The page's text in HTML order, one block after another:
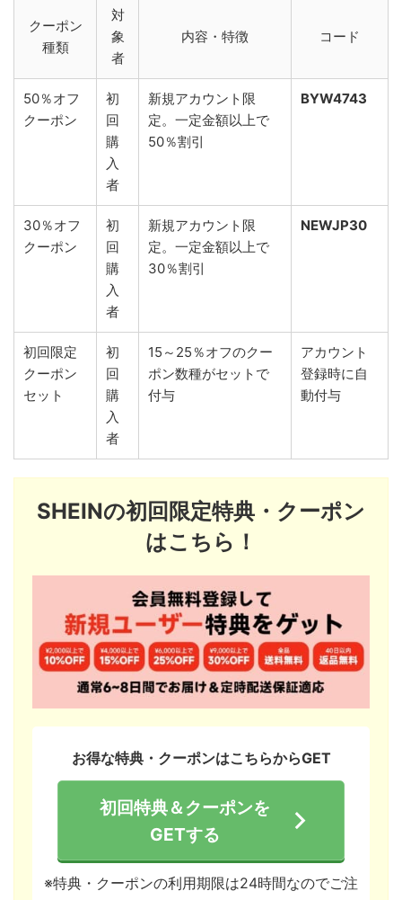
クーポン
種類
対
象
者
内容・特徴 コード
50％オフ
クーポン
初
回
購
入
者
新規アカウント限
定。一定金額以上で
50％割引
BYW4743
30％オフ
クーポン
初
回
購
入
者
新規アカウント限
定。一定金額以上で
30％割引
NEWJP30
初回限定
クーポン
セット
初
回
購
入
者
15～25％オフのクー
ポン数種がセットで
付与
アカウント
登録時に自
動付与
SHEINの初回限定特典・クーポン
はこちら！
お得な特典・クーポンはこちらからGET
初回特典＆クーポンを
GETする
※特典・クーポンの利用期限は24時間なのでご注